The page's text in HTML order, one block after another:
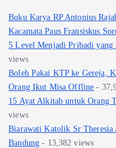
Buku Karya RP Antonius
Kacamata Paus Fransiskus
5 Level Menjadi Pribadi
views
Boleh Pakai KTP ke Gereja,
Orang Ikut Misa Offline -
15 Ayat Alkitab untuk Orang
views
Biarawati Katolik Sr
Bandung - 13,382 views